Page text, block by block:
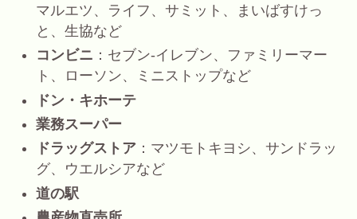
マルエツ、ライフ、サミット、まいばすけっ
と、生協など
コンビニ ：セブン-イレブン、ファミリーマー
ト、ローソン、ミニストップなど
ドン・キホーテ
業務スーパー
ドラッグストア：マツモトキヨシ、サンドラッ
グ、ウエルシアなど
道の駅